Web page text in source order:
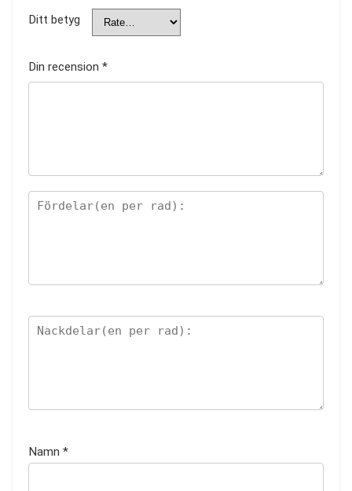
Ditt betyg
Din recension *
Namn *